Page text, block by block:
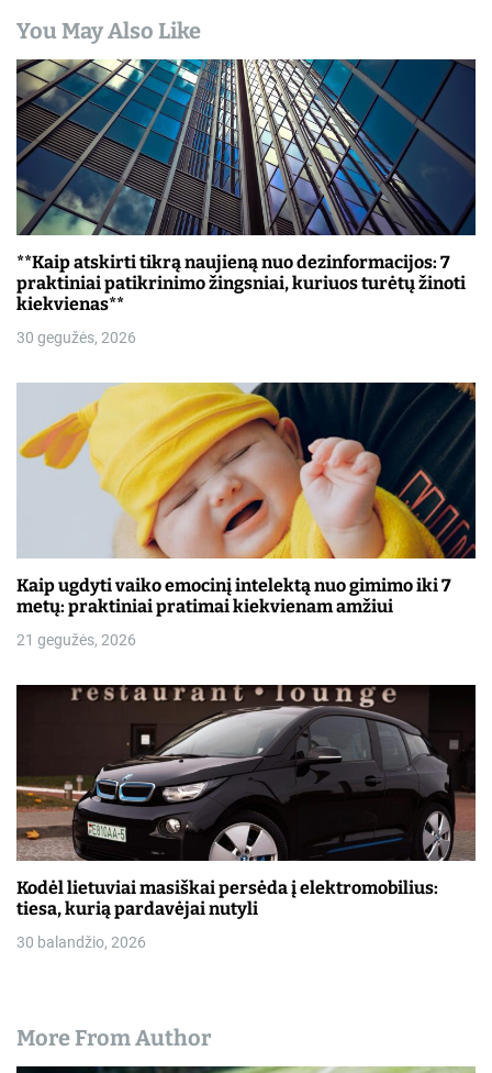
a
t
a
r
p
į
r
a
š
ų
You May Also Like
**Kaip atskirti tikrą naujieną nuo dezinformacijos: 7
praktiniai patikrinimo žingsniai, kuriuos turėtų žinoti
kiekvienas**
30 gegužės, 2026
Kaip ugdyti vaiko emocinį intelektą nuo gimimo iki 7
metų: praktiniai pratimai kiekvienam amžiui
21 gegužės, 2026
Kodėl lietuviai masiškai persėda į elektromobilius:
tiesa, kurią pardavėjai nutyli
30 balandžio, 2026
More From Author